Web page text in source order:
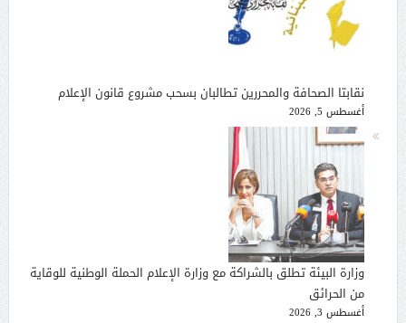
نقابتا الصحافة والمحررين تطالبان بسحب مشروع قانون الإعلام
أغسطس 5, 2026
وزارة البيئة تطلق بالشراكة مع وزارة الإعلام الحملة الوطنية للوقاية
من الحرائق
أغسطس 3, 2026